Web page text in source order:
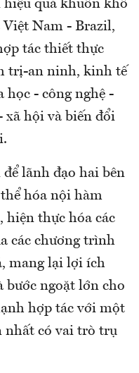
quả khuôn khổ
Nam - Brazil,
tác thiết thực
trị-an ninh, kinh tế
học - công nghệ -
xã hội và biến đổi
lãnh đạo hai bên
hóa nội hàm
hiện thực hóa các
các chương trình
mang lại lợi ích
bước ngoặt lớn cho
hợp tác với một
nhất có vai trò trụ